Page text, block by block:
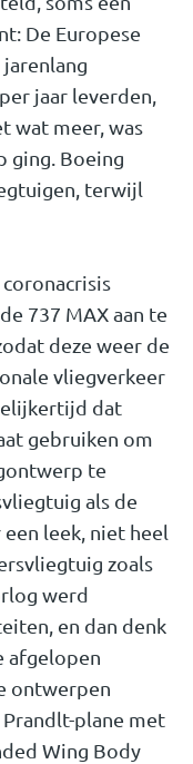
De Europese
jaar leverden,
wat meer, was
ging. Boeing
terwijl
737 MAX aan te
deze weer de
vliegverkeer
dat
gebruiken om
te
als de
leek, niet heel
zoals
werd
en dan denk
afgelopen
ontwerpen
plane met
Wing Body